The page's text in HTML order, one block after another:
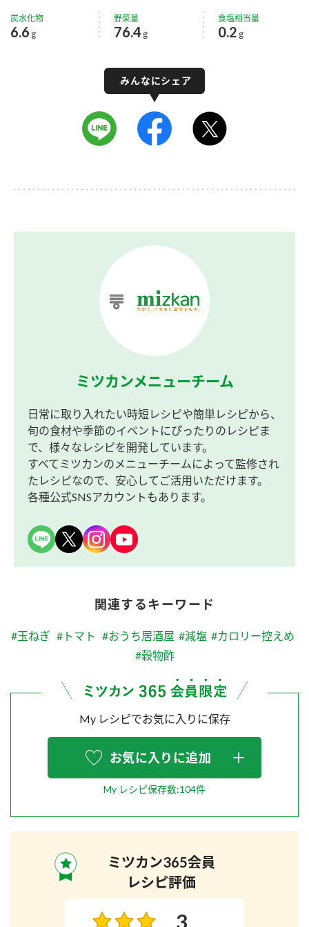
炭水化物
6.6 g
野菜量
76.4 g
食塩相当量
0.2 g
ミツカンメニューチーム
日常に取り入れたい時短レシピや簡単レシピから、
旬の食材や季節のイベントにぴったりのレシピま
で、様々なレシピを開発しています。
すべてミツカンのメニューチームによって監修され
たレシピなので、安心してご活用いただけます。
各種公式SNSアカウントもあります。
関連するキーワード
#玉ねぎ #トマト #おうち居酒屋 #減塩 #カロリー控えめ
#穀物酢
My レシピでお気に入りに保存
お気に入りに追加
My レシピ保存数:104件
ミツカン365会員
レシピ評価
3